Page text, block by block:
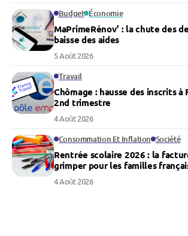
Budget Économie
MaPrimeRénov’ : la chute des
baisse des aides
5 Août 2026
Travail
Chômage : hausse des inscrits à
2nd trimestre
4 Août 2026
Consommation Et Inflation Société
Rentrée scolaire 2026 : la
grimper pour les familles
4 Août 2026